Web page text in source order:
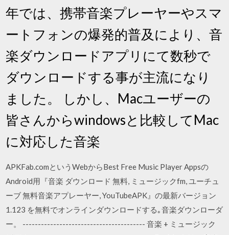
年では、携帯音楽プレーヤーやスマ
ートフォンの爆発的普及により、音
楽ダウンロードアプリにて数秒で
ダウンロードする事が主流になり
ました。 しかし、Macユーザーの
皆さんからwindowsと比較してMac
に対応した音楽
APKFab.comというWebからBest Free Music Player Appsの
Android用『音楽 ダウンロード 無料, ミュージックfm, ユーチュ
ーブ 無料音楽アプレーヤー, YouTubeAPK』の最新バージョン
1.123 を無料でオンラインダウンロードする｡音楽ダウンローダ
ー。 ‎---------------------------------------- 音楽 + ミュージック